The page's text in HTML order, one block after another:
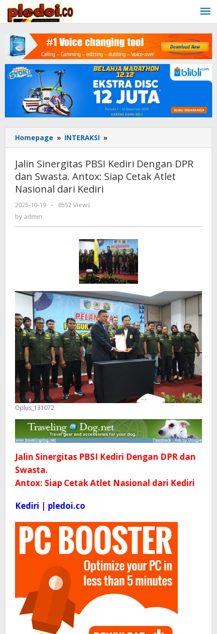
content
Homepage » INTERAKSI »
Sinergitas
Kediri
Dengan
Siap
Cetak
Atlet
Nasional
dari
Kediri
Jalin Sinergitas PBSI Kediri Dengan DPR
dan Swasta. Antox: Siap Cetak Atlet
Nasional dari Kediri
2025-10-19
by
-
8552 Views
by admin
Oplus_131072
Jalin Sinergitas PBSI Kediri Dengan DPR dan
Swasta.
Antox: Siap Cetak Atlet Nasional dari Kediri
Kediri | pledoi.co